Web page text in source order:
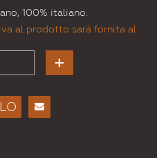
100% italiano.
al prodotto sarà fornita al